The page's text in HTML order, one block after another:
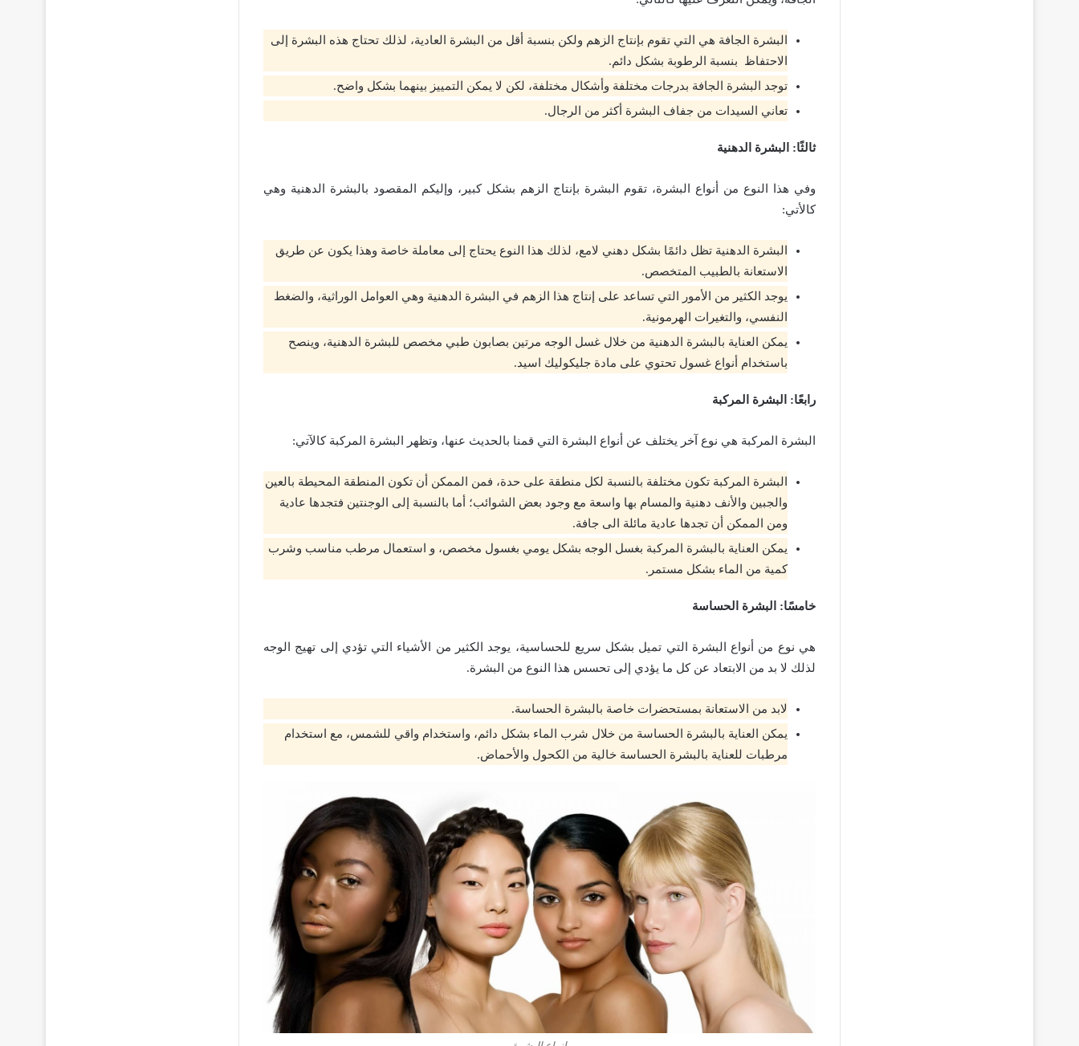
البشرة الجافة هي التي تقوم بإنتاج الزهم ولكن بنسبة أقل من البشرة العادية، لذلك تحتاج هذه البشرة إلى
الاحتفاظ بنسبة الرطوبة بشكل دائم.
توجد البشرة الجافة بدرجات مختلفة وأشكال مختلفة، لكن لا يمكن التمييز بينهما بشكل واضح.
تعاني السيدات من جفاف البشرة أكثر من الرجال.
ثالثًا: البشرة الدهنية
وفي هذا النوع من أنواع البشرة، تقوم البشرة بإنتاج الزهم بشكل كبير، وإليكم المقصود بالبشرة الدهنية وهي
كالأتي:
البشرة الدهنية تظل دائمًا بشكل دهني لامع، لذلك هذا النوع يحتاج إلى معاملة خاصة وهذا يكون عن طريق
الاستعانة بالطبيب المتخصص.
يوجد الكثير من الأمور التي تساعد على إنتاج هذا الزهم في البشرة الدهنية وهي العوامل الوراثية، والضغط
النفسي، والتغيرات الهرمونية.
يمكن العناية بالبشرة الدهنية من خلال غسل الوجه مرتين بصابون طبي مخصص للبشرة الدهنية، وينصح
باستخدام أنواع غسول تحتوي على مادة جليكوليك اسيد.
رابعًا: البشرة المركبة
البشرة المركبة هي نوع آخر يختلف عن أنواع البشرة التي قمنا بالحديث عنها، وتظهر البشرة المركبة كالآتي:
البشرة المركبة تكون مختلفة بالنسبة لكل منطقة على حدة، فمن الممكن أن تكون المنطقة المحيطة بالعين
والجبين والأنف دهنية والمسام بها واسعة مع وجود بعض الشوائب؛ أما بالنسبة إلى الوجنتين فتجدها عادية
ومن الممكن أن تجدها عادية مائلة الى جافة.
يمكن العناية بالبشرة المركبة بغسل الوجه بشكل يومي بغسول مخصص، و استعمال مرطب مناسب وشرب
كمية من الماء بشكل مستمر.
خامسًا: البشرة الحساسة
هي نوع من أنواع البشرة التي تميل بشكل سريع للحساسية، يوجد الكثير من الأشياء التي تؤدي إلى تهيج الوجه
لذلك لا بد من الابتعاد عن كل ما يؤدي إلى تحسس هذا النوع من البشرة.
لابد من الاستعانة بمستحضرات خاصة بالبشرة الحساسة.
يمكن العناية بالبشرة الحساسة من خلال شرب الماء بشكل دائم، واستخدام واقي للشمس، مع استخدام
مرطبات للعناية بالبشرة الحساسة خالية من الكحول والأحماض.